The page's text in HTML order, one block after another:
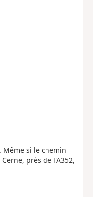
Même si le chemin
près de l'A352,